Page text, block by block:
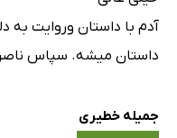
آدم با داستان وروایت به
داستان میشه. سپاس
جمیله خطیری